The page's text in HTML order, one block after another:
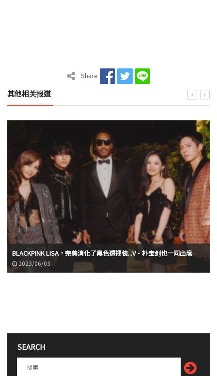
Share
其他相关报道
BLACKPINK LISA，完美消化了黑色透视装...V·朴宝剑也一同出席
2023/06/03
SEARCH